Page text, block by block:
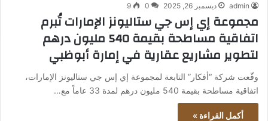
admin ديسمبر 26, 2025 0
9
مجموعة إي إس جي ستاليونز الإمارات تُبرم
اتفاقية مساطحة بقيمة 540 مليون درهم
لتطوير مشاريع عقارية في إمارة أبوظبي
وقّعت شركة “أفكار” التابعة لمجموعة إي إس جي ستاليونز الإمارات،
اتفاقية مساطحة بقيمة 540 مليون درهم لمدة 33 عاماً مع…
أكمل القراءة »